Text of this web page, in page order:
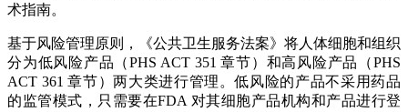
术指南。
基于风险管理原则，《公共卫生服务法案》将人体细胞和组织
分为低风险产品（PHS ACT 351 章节）和高风险产品（PHS
ACT 361 章节）两大类进行管理。低风险的产品不采用药品
的监管模式，只需要在FDA 对其细胞产品机构和产品进行登